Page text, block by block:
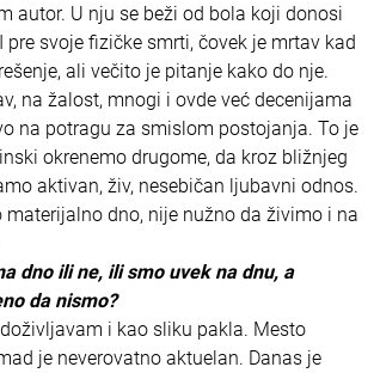
autor. U nju se beži od bola koji donosi
svoje fizičke smrti, čovek je mrtav kad
ali večito je pitanje kako do nje.
na žalost, mnogi i ovde već decenijama
na potragu za smislom postojanja. To je
okrenemo drugome, da kroz bližnjeg
aktivan, živ, nesebičan ljubavni odnos.
materijalno dno, nije nužno da živimo i na
dno ili ne, ili smo uvek na dnu, a
da nismo?
i kao sliku pakla. Mesto
je neverovatno aktuelan. Danas je